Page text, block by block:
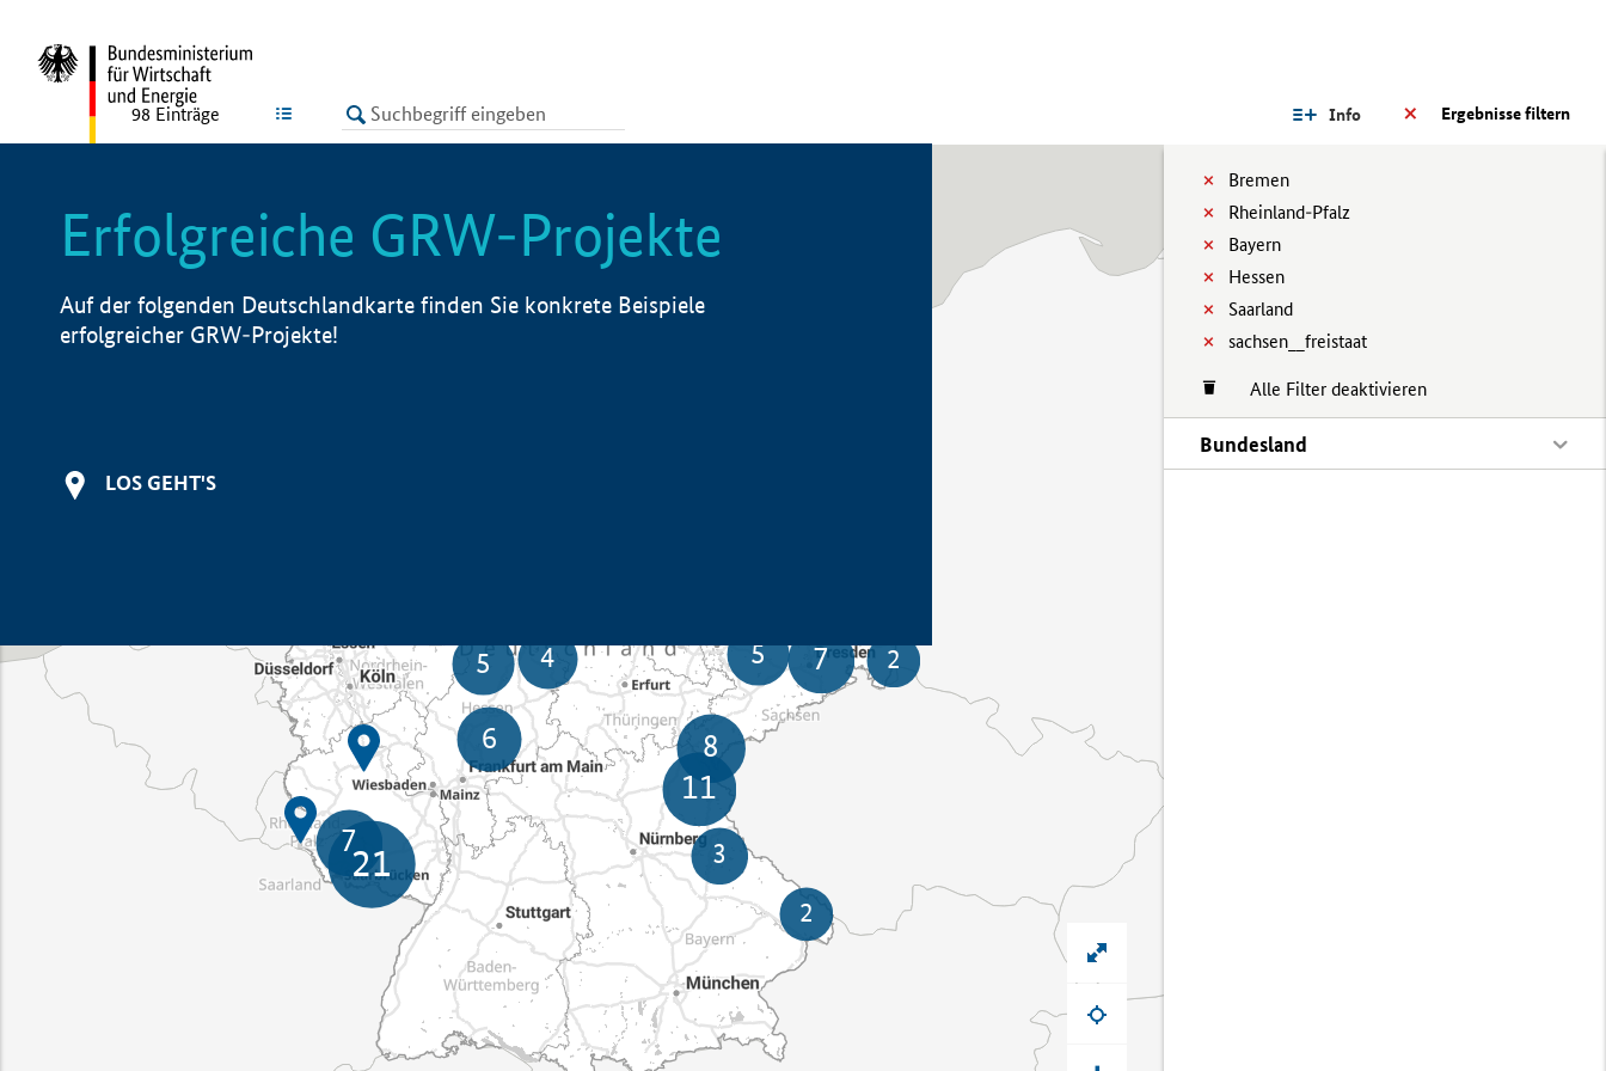
LISTE Ergebnisse filtern
Info
Bremen
Rheinland-Pfalz
Bayern
Hessen
Saarland
sachsen__freistaat
Alle Filter deaktivieren
Bundesland
98 Einträge
Erfolgreiche GRW-Projekte
Auf der folgenden Deutschlandkarte finden Sie konkrete Beispiele
erfolgreicher GRW-Projekte!
LOS GEHT'S